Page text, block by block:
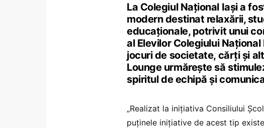
La Colegiul Național Iași a
modern destinat relaxării,
educaționale, potrivit unui
al Elevilor Colegiului
jocuri de societate, cărți și
Lounge urmărește să
spiritul de echipă și
„Realizat la inițiativa Consiliului
puținele inițiative de acest tip